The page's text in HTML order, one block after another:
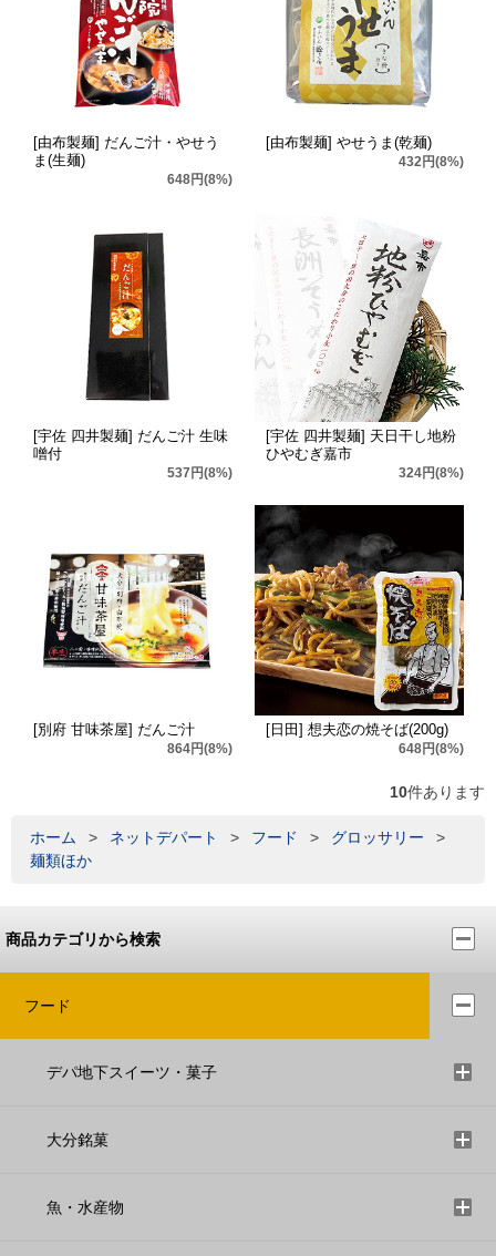
[由布製麺] だんご汁・やせう
ま(生麺)
648円(8%)
[由布製麺] やせうま(乾麺)
432円(8%)
[宇佐 四井製麺] だんご汁 生味
噌付
537円(8%)
[宇佐 四井製麺] 天日干し地粉
ひやむぎ嘉市
324円(8%)
[別府 甘味茶屋] だんご汁
864円(8%)
[日田] 想夫恋の焼そば(200g)
648円(8%)
10件あります
ホーム > ネットデパート > フード > グロッサリー
>
麺類ほか
商品カテゴリから検索
フード
デパ地下スイーツ・菓子
大分銘菓
魚・水産物